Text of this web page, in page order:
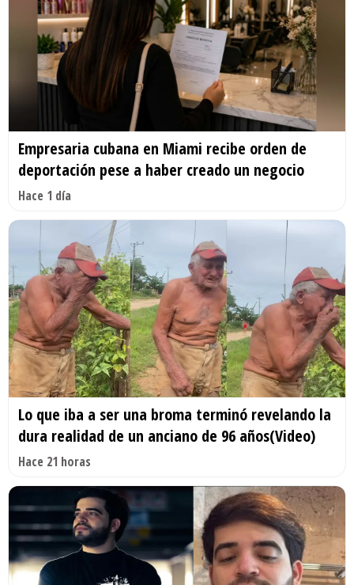
Empresaria cubana en Miami recibe orden de
deportación pese a haber creado un negocio
Hace 1 día
Lo que iba a ser una broma terminó revelando la
dura realidad de un anciano de 96 años(Video)
Hace 21 horas